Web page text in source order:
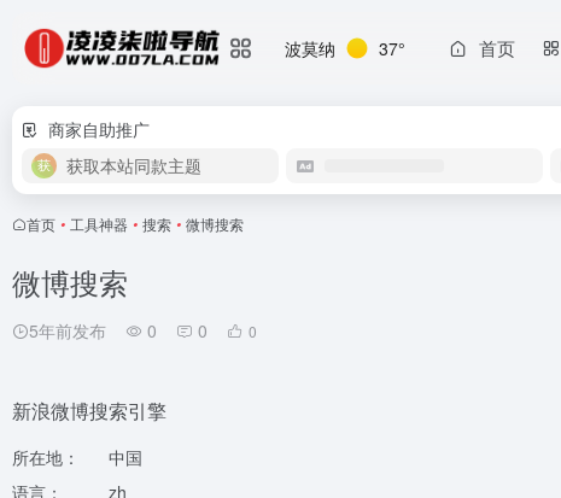
波莫纳 37° 首页
商家自助推广
获取本站同款主题
首页 • 工具神器 • 搜索 • 微博搜索
微博搜索
5年前发布 0 0 0
新浪微博搜索引擎
所在地：
中国
语言：
zh